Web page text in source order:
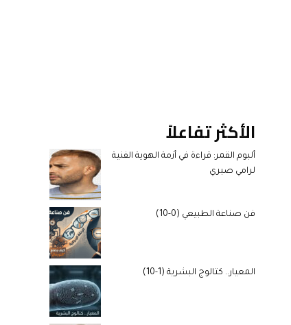
الأكثر تفاعلاً
ألبوم القمر: قراءة في أزمة الهوية الفنية
لرامي صبري
فن صناعة الطبيعي (0-10)
المعيار.. كتالوج البشرية (1-10)